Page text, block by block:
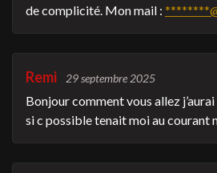
de complicité. Mon mail :
Remi 29 septembre 2025
Bonjour comment vous allez
si c possible tenait moi au courant